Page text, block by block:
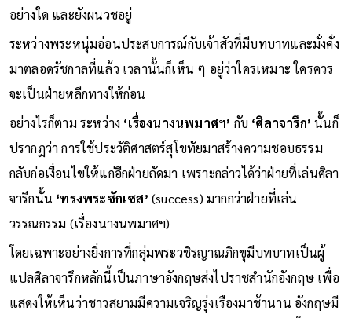
อย่างใด และยังผนวชอยู่
ระหว่างพระหนุ่มอ่อนประสบการณ์กับเจ้าสัวที่มีบทบาทและมั่งคั่ง
มาตลอดรัชกาลที่แล้ว เวลานั้นก็เห็น ๆ อยู่ว่าใครเหมาะ ใครควร
จะเป็นฝ่ายหลีกทางให้ก่อน
อย่างไรก็ตาม ระหว่าง ‘เรื่องนางนพมาศฯ’ กับ ‘ศิลาจารึก’ นั้นก็
ปรากฏว่า การใช้ประวัติศาสตร์สุโขทัยมาสร้างความชอบธรรม
กลับก่อเงื่อนไขให้แก่อีกฝ่ายถัดมา เพราะกล่าวได้ว่าฝ่ายที่เล่นศิลา
จารึกนั้น ‘ทรงพระซักเซส’ (success) มากกว่าฝ่ายที่เล่น
วรรณกรรม (เรื่องนางนพมาศฯ)
โดยเฉพาะอย่างยิ่งการที่กลุ่มพระวชิรญาณภิกขุมีบทบาทเป็นผู้
แปลศิลาจารึกหลักนี้เป็นภาษาอังกฤษส่งไปราชสำนักอังกฤษ เพื่อ
แสดงให้เห็นว่าชาวสยามมีความเจริญรุ่งเรืองมาช้านาน อังกฤษมี